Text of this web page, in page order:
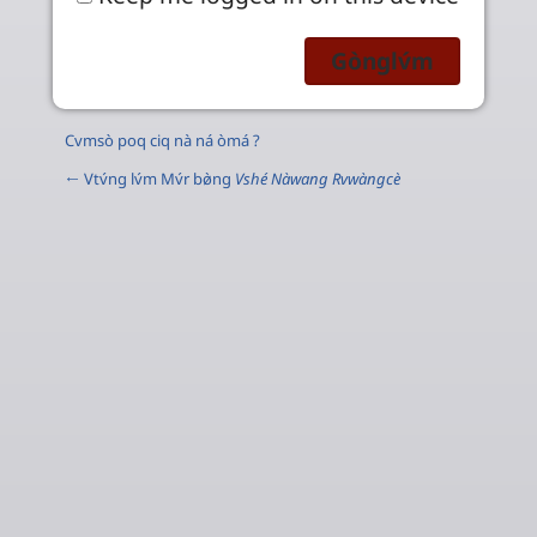
Cvmsò poq ciq nà ná òmá ?
← Vtv́ng lv́m Mv́r bø̀ng Vshé Nàwang Rvwàngcè